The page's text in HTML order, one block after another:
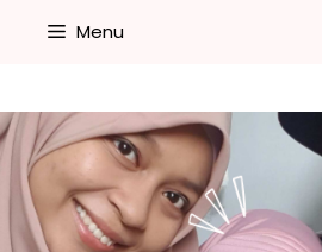
Menu